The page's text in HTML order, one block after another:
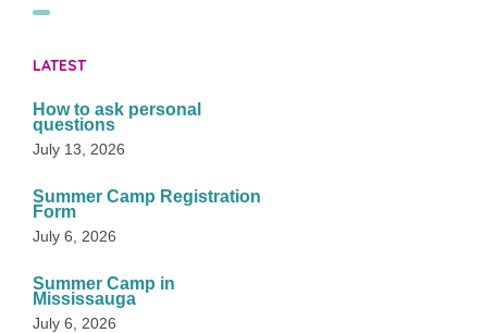
LATEST
How to ask personal
questions
July 13, 2026
Summer Camp Registration
Form
July 6, 2026
Summer Camp in
Mississauga
July 6, 2026